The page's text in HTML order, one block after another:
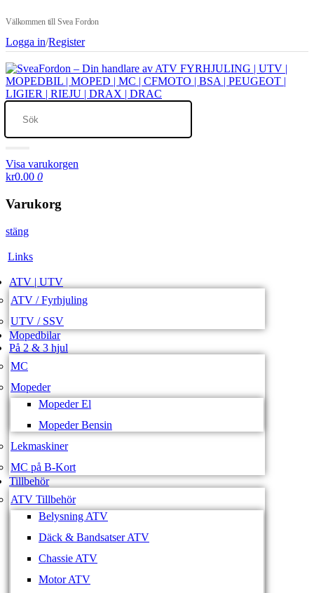
Välkommen till Svea Fordon
Logga in/Register
Visa varukorgen
kr0.00 0
Varukorg
stäng
Links
ATV | UTV
ATV / Fyrhjuling
UTV / SSV
Mopedbilar
På 2 & 3 hjul
MC
Mopeder
Mopeder El
Mopeder Bensin
Lekmaskiner
MC på B-Kort
Tillbehör
ATV Tillbehör
Belysning ATV
Däck & Bandsatser ATV
Chassie ATV
Motor ATV